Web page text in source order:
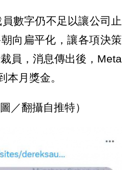
數字仍不足以讓公司止
向扁平化，讓各項決策
員，消息傳出後，Meta
月獎金。
／翻攝自推特）